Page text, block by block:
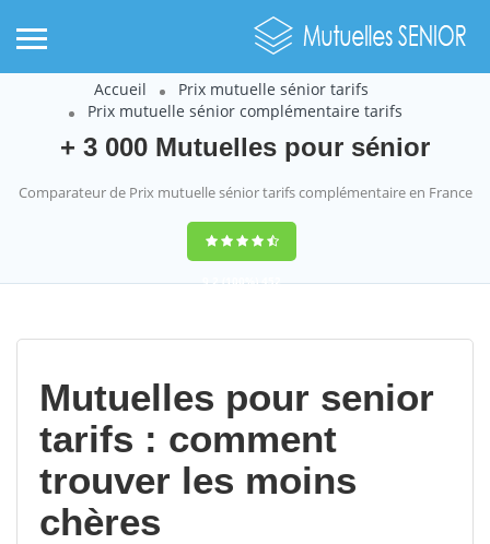
Accueil
Prix mutuelle sénior tarifs
Prix mutuelle sénior complémentaire tarifs
+ 3 000 Mutuelles pour sénior
Comparateur de Prix mutuelle sénior tarifs complémentaire en France
9,2(100%)452
Mutuelles pour senior
tarifs : comment
trouver les moins
chères